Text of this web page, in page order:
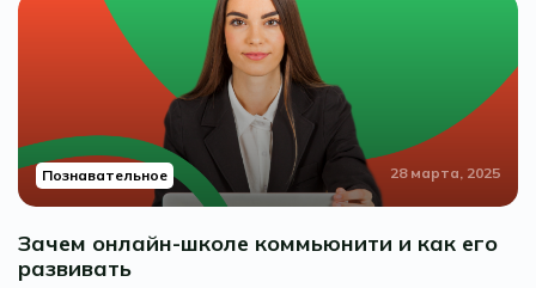
Познавательное 28 марта, 2025
Зачем онлайн-школе коммьюнити и как его
развивать